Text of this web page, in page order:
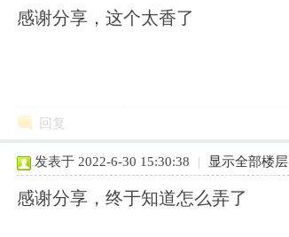
感谢分享，这个太香了
回复
发表于 2022-6-30 15:30:38 | 显示全部楼层
感谢分享，终于知道怎么弄了